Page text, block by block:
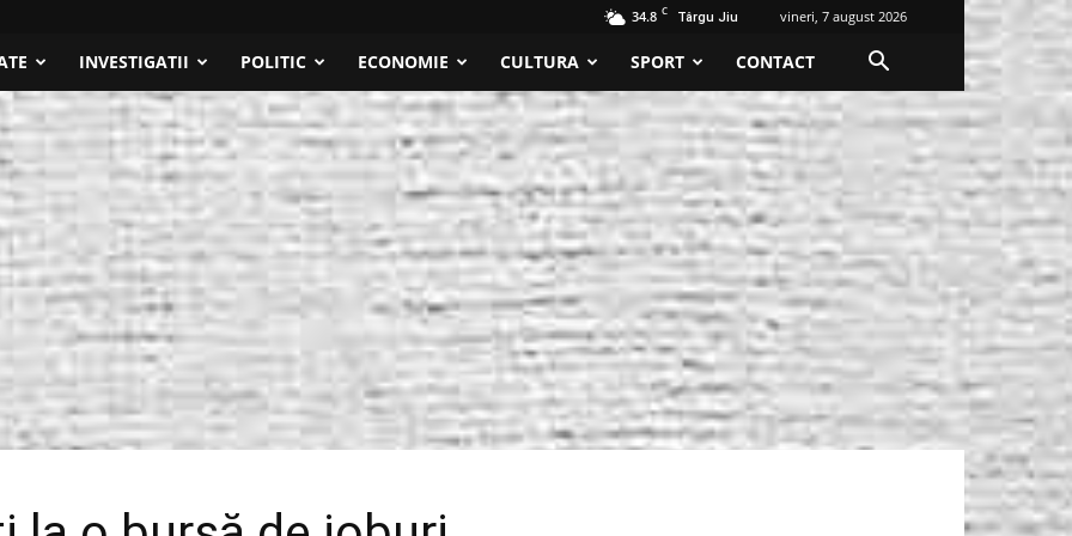
34.8 C Târgu Jiu vineri, 7 august 2026
INVESTIGATII POLITIC ECONOMIE CULTURA SPORT CONTACT